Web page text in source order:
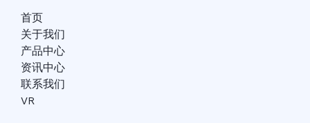
首页
关于我们
产品中心
资讯中心
联系我们
VR